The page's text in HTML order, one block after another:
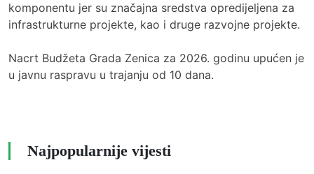
komponentu jer su značajna sredstva opredijeljena za
infrastrukturne projekte, kao i druge razvojne projekte.
Nacrt Budžeta Grada Zenica za 2026. godinu upućen je
u javnu raspravu u trajanju od 10 dana.
Najpopularnije vijesti